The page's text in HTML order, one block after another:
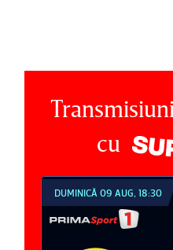
cu
DUMINICĂ 09 AUG, 18:30